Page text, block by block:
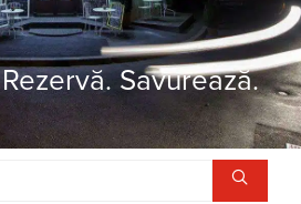
Savurează.